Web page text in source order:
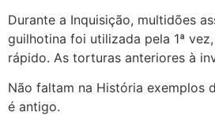
Durante a Inquisição, multidões
guilhotina foi utilizada pela 1ª
rápido. As torturas anteriores à
Não faltam na História exemplos
é antigo.